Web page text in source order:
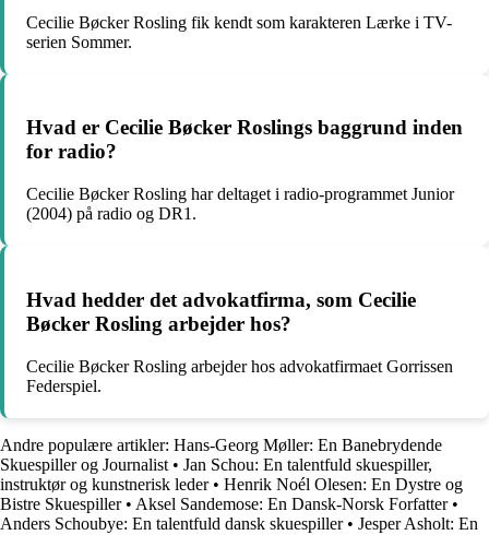
Cecilie Bøcker Rosling fik kendt som karakteren Lærke i TV-
serien Sommer.
Hvad er Cecilie Bøcker Roslings baggrund inden
for radio?
Cecilie Bøcker Rosling har deltaget i radio-programmet Junior
(2004) på radio og DR1.
Hvad hedder det advokatfirma, som Cecilie
Bøcker Rosling arbejder hos?
Cecilie Bøcker Rosling arbejder hos advokatfirmaet Gorrissen
Federspiel.
Andre populære artikler: Hans-Georg Møller: En Banebrydende
Skuespiller og Journalist • Jan Schou: En talentfuld skuespiller,
instruktør og kunstnerisk leder• Henrik Noél Olesen: En Dystre og
Bistre Skuespiller• Aksel Sandemose: En Dansk-Norsk Forfatter•
Anders Schoubye: En talentfuld dansk skuespiller• Jesper Asholt: En